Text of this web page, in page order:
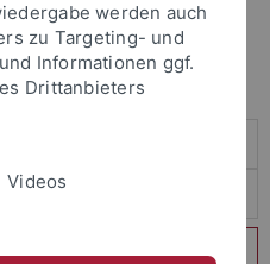
und Ihr Passwort an um sich
werden auch
zu Targeting- und
Informationen ggf.
Drittanbieters
Videos